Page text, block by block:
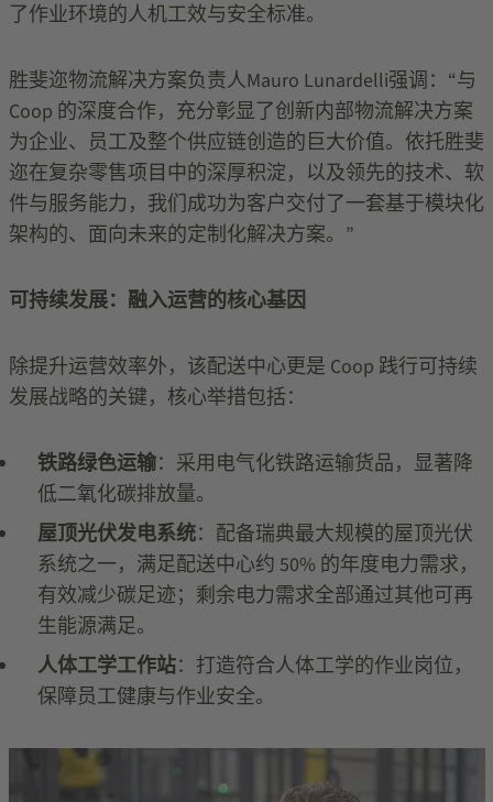
了作业环境的人机工效与安全标准。
胜斐迩物流解决方案负责人Mauro Lunardelli强调： “与
Coop 的深度合作，充分彰显了创新内部物流解决方案
为企业、员工及整个供应链创造的巨大价值。依托胜斐
迩在复杂零售项目中的深厚积淀，以及领先的技术、软
件与服务能力，我们成功为客户交付了一套基于模块化
架构的、面向未来的定制化解决方案。 ”
可持续发展：融入运营的核心基因
除提升运营效率外，该配送中心更是 Coop 践行可持续
发展战略的关键，核心举措包括：
铁路绿色运输：采用电气化铁路运输货品，显著降
低二氧化碳排放量。
屋顶光伏发电系统：配备瑞典最大规模的屋顶光伏
系统之一，满足配送中心约 50% 的年度电力需求，
有效减少碳足迹；剩余电力需求全部通过其他可再
生能源满足。
人体工学工作站：打造符合人体工学的作业岗位，
保障员工健康与作业安全。